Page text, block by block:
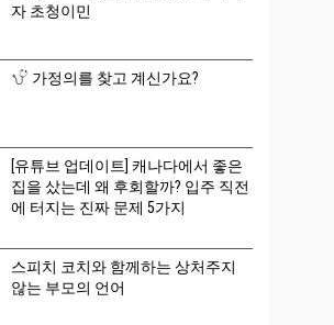
자 초청이민
가정의를 찾고 계신가요?
[유튜브 업데이트] 캐나다에서 좋은
집을 샀는데 왜 후회할까? 입주 직전
에 터지는 진짜 문제 5가지
스피치 코치와 함께하는 상처주지
않는 부모의 언어